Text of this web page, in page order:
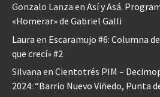
Gonzalo Lanza en Así y Asá.
«Homerar» de Gabriel Galli
Laura en Escaramujo #6: Columna
que crecí» #2
Silvana en Cientotrés PIM –
2024: “Barrio Nuevo Viñedo, Punta